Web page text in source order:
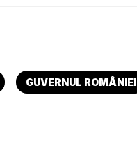
GUVERNUL ROMÂNIEI